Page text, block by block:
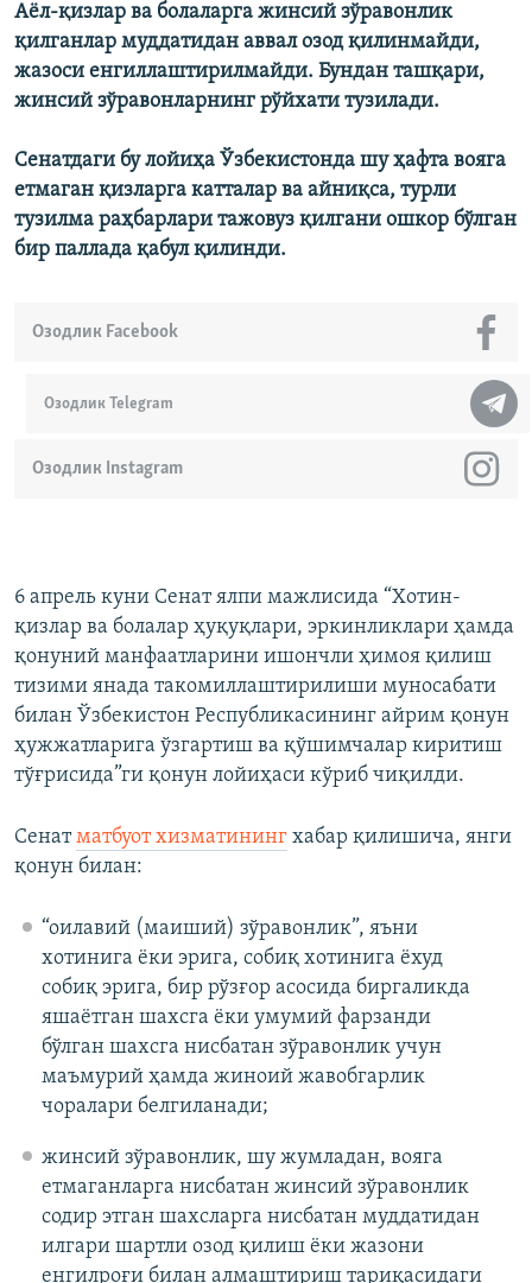
Аёл-қизлар ва болаларга жинсий зўравонлик
қилганлар муддатидан аввал озод қилинмайди,
жазоси енгиллаштирилмайди. Бундан ташқари,
жинсий зўравонларнинг рўйхати тузилади.
Сенатдаги бу лойиҳа Ўзбекистонда шу ҳафта вояга
етмаган қизларга катталар ва айниқса, турли
тузилма раҳбарлари тажовуз қилгани ошкор бўлган
бир паллада қабул қилинди.
Озодлик Telegram
Озодлик Instagram
Озодлик Facebook
6 апрель куни Сенат ялпи мажлисида “Хотин-
қизлар ва болалар ҳуқуқлари, эркинликлари ҳамда
қонуний манфаатларини ишончли ҳимоя қилиш
тизими янада такомиллаштирилиши муносабати
билан Ўзбекистон Республикасининг айрим қонун
ҳужжатларига ўзгартиш ва қўшимчалар киритиш
тўғрисида”ги қонун лойиҳаси кўриб чиқилди.
Сенатматбуот хизматининг хабар қилишича, янги
қонун билан:
“оилавий (маиший) зўравонлик”, яъни
хотинига ёки эрига, собиқ хотинига ёхуд
собиқ эрига, бир рўзғор асосида биргаликда
яшаётган шахсга ёки умумий фарзанди
бўлган шахсга нисбатан зўравонлик учун
маъмурий ҳамда жиноий жавобгарлик
чоралари белгиланади;
жинсий зўравонлик, шу жумладан, вояга
етмаганларга нисбатан жинсий зўравонлик
содир этган шахсларга нисбатан муддатидан
илгари шартли озод қилиш ёки жазони
енгилроғи билан алмаштириш тариқасидаги